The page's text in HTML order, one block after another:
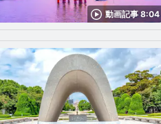
動画記事 8:04